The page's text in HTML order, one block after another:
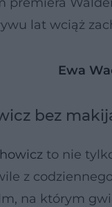
lat wciąż
Ewa
bez
to nie
z
na którym